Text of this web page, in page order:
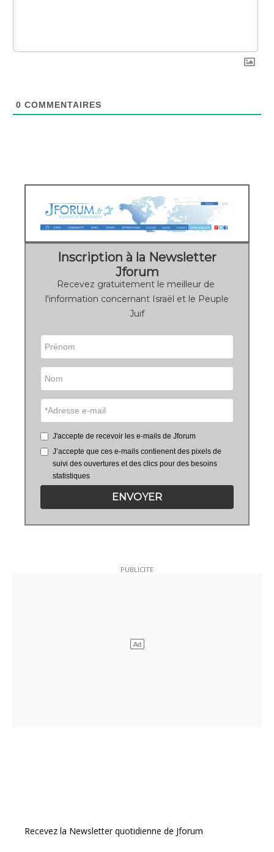
0 COMMENTAIRES
Inscription à la Newsletter
Jforum
Recevez gratuitement le meilleur de
l'information concernant Israël et le Peuple
Juif
J'accepte de recevoir les e-mails de Jforum
J’accepte que ces e-mails contienent des pixels de
suivi des ouvertures et des clics pour des besoins
statistiques
ENVOYER
Recevez la Newsletter quotidienne de Jforum